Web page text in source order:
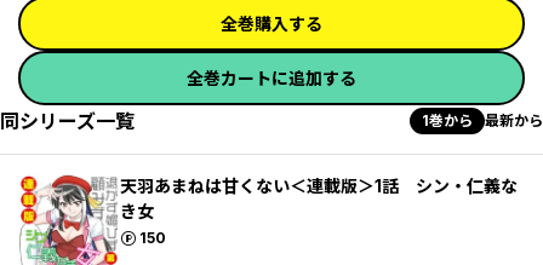
全巻購入する
全巻カートに追加する
同シリーズ一覧 1巻から 最新から
天羽あまねは甘くない＜連載版＞1話 シン・仁義な
き女
150
ポイント